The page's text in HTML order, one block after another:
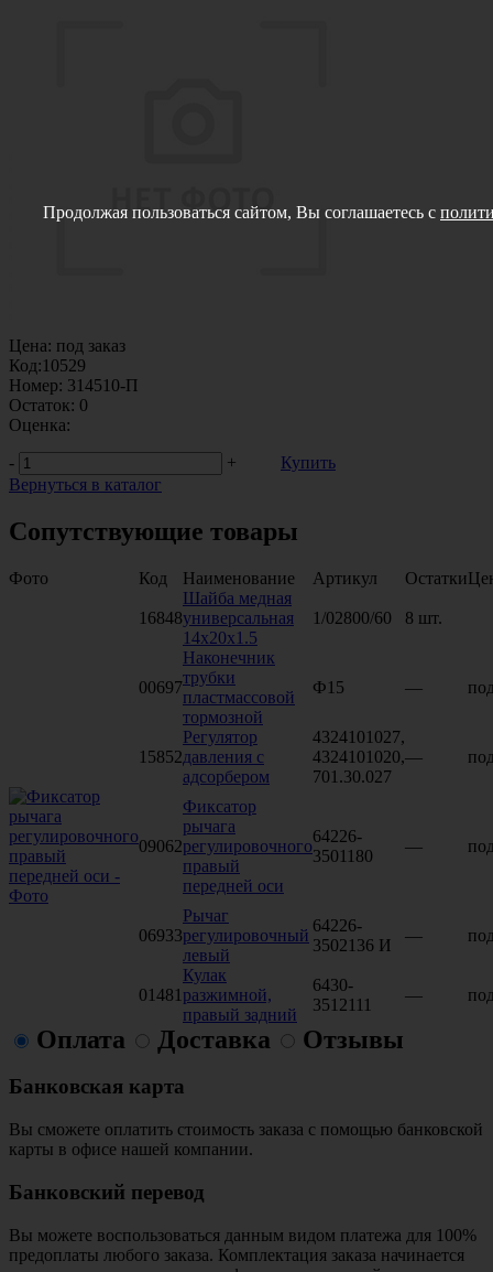
Цена: под заказ
Код:10529
Номер: 314510-П
Остаток: 0
Оценка:
-
+
Купить
Вернуться в каталог
Сопутствующие товары
Фото Код Наименование Артикул Остатки
16848
Шайба медная
универсальная
14x20x1.5
1/02800/60 8 шт.
00697
Наконечник
трубки
пластмассовой
тормозной
Ф15 —
15852
Регулятор
давления с
адсорбером
4324101027,
4324101020,
701.30.027
—
09062
Фиксатор
рычага
регулировочного
правый
передней оси
64226-
3501180
—
06933
Рычаг
регулировочный
левый
64226-
3502136 И
—
01481
Кулак
разжимной,
правый задний
6430-
3512111
—
Оплата Доставка Отзывы
Банковская карта
Вы сможете оплатить стоимость заказа с помощью банковской
карты в офисе нашей компании.
Банковский перевод
Вы можете воспользоваться данным видом платежа для 100%
предоплаты любого заказа. Комплектация заказа начинается
Продолжая пользоваться сайтом, Вы соглашаетесь с